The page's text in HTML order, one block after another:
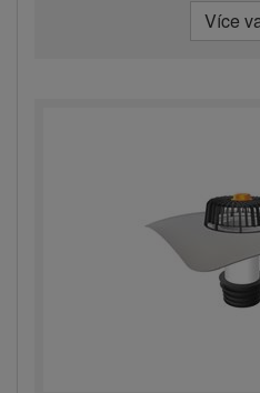
Více